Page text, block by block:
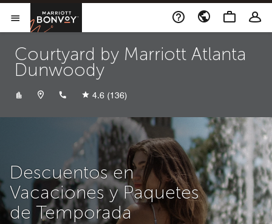
Skip to Content
Abrir el menú
Marriott Bonvoy
Courtyard by Marriott Atlanta
Dunwoody
+17705104090
4.6 (136)
Descuentos en
Vacaciones y Paquetes
de Temporada